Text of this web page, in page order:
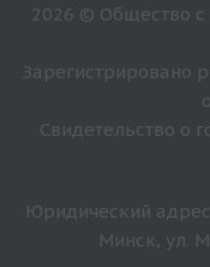
2026 © Общество с
Зарегистрировано
Свидетельство о
Юридический
Минск, ул.